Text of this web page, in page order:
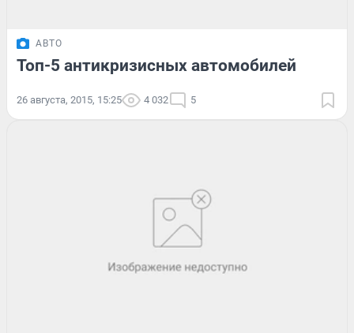
АВТО
Топ-5 антикризисных автомобилей
26 августа, 2015, 15:25 4 032 5